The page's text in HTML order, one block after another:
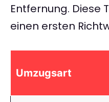
Entfernung. Diese
einen ersten
Umzugsart